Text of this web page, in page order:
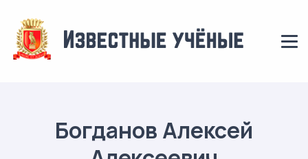
Богданов Алексей